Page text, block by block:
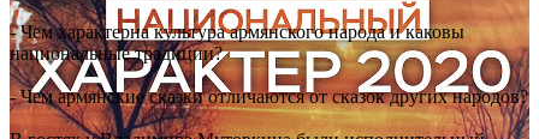
- Чем характерна культура армянского народа и каковы
национальные традиции?
- Чем армянские сказки отличаются от сказок других народов?